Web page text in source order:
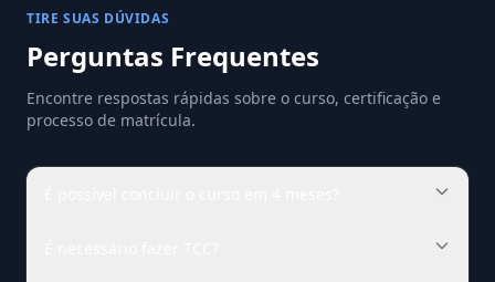
TIRE SUAS DÚVIDAS
Perguntas Frequentes
Encontre respostas rápidas sobre o curso, certificação e
processo de matrícula.